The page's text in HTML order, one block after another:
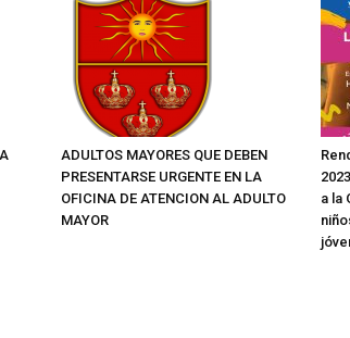
ADULTOS MAYORES QUE DEBEN
PRESENTARSE URGENTE EN LA
OFICINA DE ATENCION AL ADULTO
MAYOR
a la